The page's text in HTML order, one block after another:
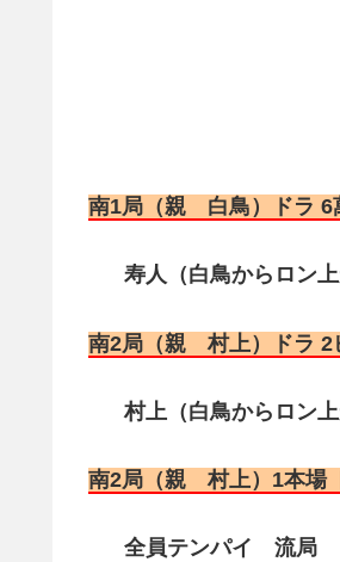
南1局（親 白鳥）ドラ 6
寿人（白鳥からロン
南2局（親 村上）ドラ 2
村上（白鳥からロン
南2局（親 村上）1本場
全員テンパイ 流局